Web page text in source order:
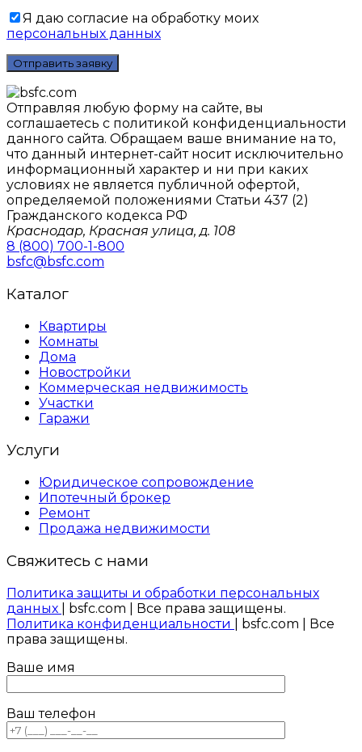
Я даю согласие на обработку моих
персональных данных
Отправляя любую форму на сайте, вы
соглашаетесь с политикой конфиденциальности
данного сайтa. Обращаем ваше внимание на то,
что данный интернет-сайт носит исключительно
информационный характер и ни при каких
условиях не является публичной офертой,
определяемой положениями Статьи 437 (2)
Гражданского кодекса РФ
Краснодар, Красная улица, д. 108
8 (800) 700-1-800
bsfc@bsfc.com
Каталог
Квартиры
Комнаты
Дома
Новостройки
Коммерческая недвижимость
Участки
Гаражи
Услуги
Юридическое сопровождение
Ипотечный брокер
Ремонт
Продажа недвижимости
Свяжитесь с нами
Политика защиты и обработки персональных
данных
| bsfc.com | Все права защищены.
Политика конфиденциальности
| bsfc.com | Все
права защищены.
Ваше имя
Ваш телефон